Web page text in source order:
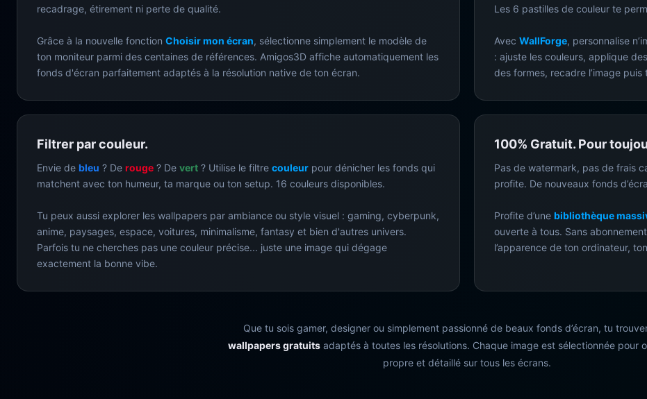
recadrage, étirement ni perte de qualité.
Grâce à la nouvelle fonction Choisir mon écran, sélectionne simplement le modèle de
ton moniteur parmi des centaines de références. Amigos3D affiche automatiquement les
fonds d'écran parfaitement adaptés à la résolution native de ton écran.
Les 6 pastilles de couleur te
Avec WallForge, personnalise
: ajuste les couleurs, applique
des formes, recadre l’image
Filtrer par couleur.
Envie de bleu ? De rouge ? De vert ? Utilise le filtre couleur pour dénicher les fonds qui
matchent avec ton humeur, ta marque ou ton setup. 16 couleurs disponibles.
Tu peux aussi explorer les wallpapers par ambiance ou style visuel : gaming, cyberpunk,
anime, paysages, espace, voitures, minimalisme, fantasy et bien d'autres univers.
Parfois tu ne cherches pas une couleur précise... juste une image qui dégage
exactement la bonne vibe.
100% Gratuit. Pour
Pas de watermark, pas de frais
profite. De nouveaux fonds
Profite d’une bibliothèque
ouverte à tous. Sans
l’apparence de ton ordinateur,
Que tu sois gamer, designer ou simplement passionné de beaux fonds d’écran, tu
wallpapers gratuits adaptés à toutes les résolutions. Chaque image est sélectionnée pour
propre et détaillé sur tous les écrans.